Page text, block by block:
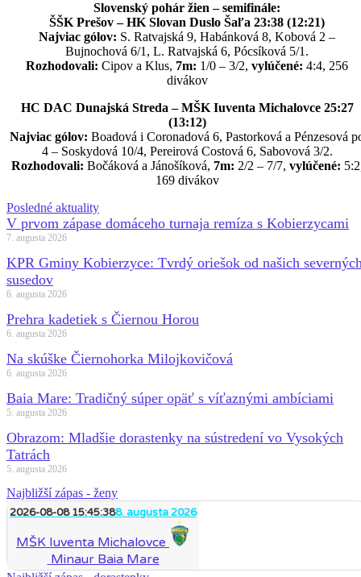
Slovenský pohár žien – semifinále:
ŠŠK Prešov – HK Slovan Duslo Šaľa 23:38 (12:21)
Najviac gólov: S. Ratvajská 9, Habánková 8, Kobová 2 –
Bujnochová 6/1, L. Ratvajská 6, Pócsíková 5/1.
Rozhodovali: Cipov a Klus, 7m: 1/0 – 3/2, vylúčené: 4:4, 256
divákov
HC DAC Dunajská Streda – MŠK Iuventa Michalovce 25:27
(13:12)
Najviac gólov: Boadová i Coronadová 6, Pastorková a Pénzesová
4 – Soskydová 10/4, Pereirová Costová 6, Sabovová 3/2.
Rozhodovali: Bočáková a Jánošíková, 7m: 2/2 – 7/7, vylúčené:
169 divákov
Posledné aktuality
V prvom zápase domáceho turnaja remíza s Kobierzycami
7. augusta 2026
KPR Gminy Kobierzyce: Tvrdý oriešok od našich
susedov
6. augusta 2026
Prehra kadetiek s Čiernou Horou
6. augusta 2026
Na skúške Čiernohorka Milojkovičová
6. augusta 2026
Baia Mare: Tradičný súper opäť s víťaznými ambíciami
5. augusta 2026
Obrazom: Mladšie dorastenky na sústredení vo Vysokých
Tatrách
5. augusta 2026
Najbližší zápas - ženy
2026-08-08 15:45:388. augusta 2026
MŠK Iuventa Michalovce
Minaur Baia Mare